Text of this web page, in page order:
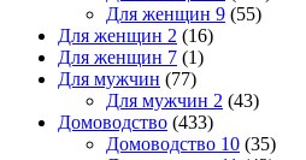
Для женщин 9 (55)
Для женщин 2 (16)
Для женщин 7 (1)
Для мужчин (77)
Для мужчин 2 (43)
Домоводство (433)
Домоводство 10 (35)